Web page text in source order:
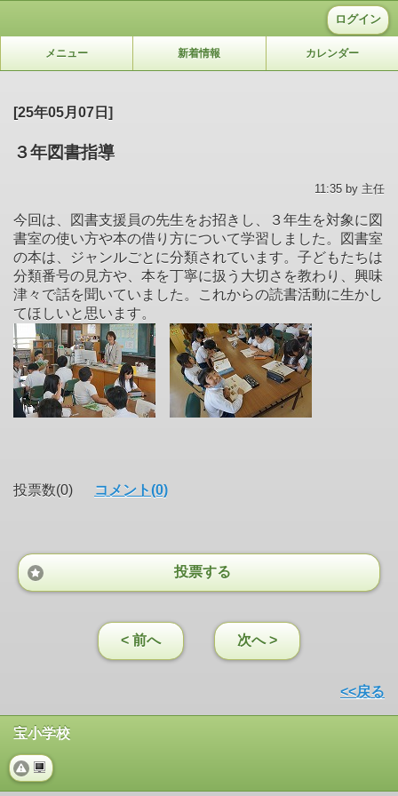
ログイン
メニュー 新着情報 カレンダー
[25年05月07日]
３年図書指導
11:35 by 主任
今回は、図書支援員の先生をお招きし、３年生を対象に図
書室の使い方や本の借り方について学習しました。図書室
の本は、ジャンルごとに分類されています。子どもたちは
分類番号の見方や、本を丁寧に扱う大切さを教わり、興味
津々で話を聞いていました。これからの読書活動に生かし
てほしいと思います。
投票数(0) コメント(0)
投票する
< 前へ 次へ >
<<戻る
宝小学校